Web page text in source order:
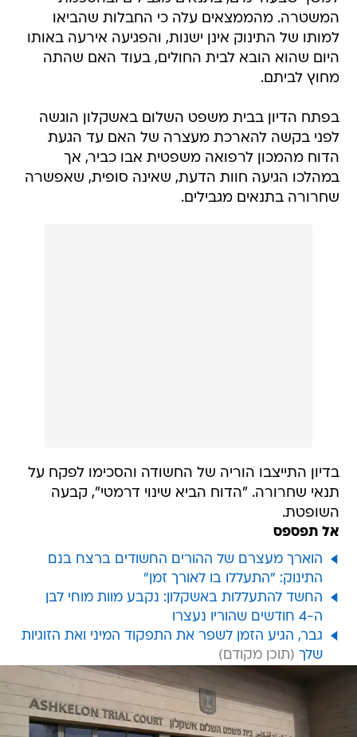
המשטרה. מהממצאים עלה כי החבלות שהביאו
למותו של התינוק אינן ישנות, והפגיעה אירעה באותו
היום שהוא הובא לבית החולים, בעוד האם שהתה
מחוץ לביתם.
בפתח הדיון בבית משפט השלום באשקלון הוגשה
לפני בקשה להארכת מעצרה של האם עד הגעת
הדוח מהמכון לרפואה משפטית אבו כביר, אך
במהלכו הגיעה חוות הדעת, שאינה סופית, שאפשרה
שחרורה בתנאים מגבילים.
בדיון התייצבו הוריה של החשודה והסכימו לפקח על
תנאי שחרורה. "הדוח הביא שינוי דרמטי", קבעה
השופטת.
אל תפספס
הוארך מעצרם של ההורים החשודים ברצח בנם
התינוק: "התעללו בו לאורך זמן"
החשד להתעללות באשקלון: נקבע מוות מוחי לבן
ה-4 חודשים שהוריו נעצרו
גבר, הגיע הזמן לשפר את התפקוד המיני ואת הזוגיות
שלך